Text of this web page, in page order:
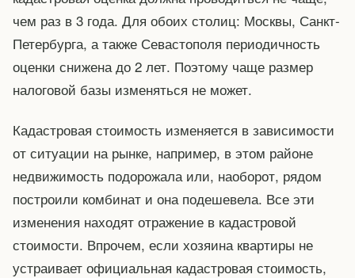
чем раз в 3 года. Для обоих столиц: Москвы, Санкт-
Петербурга, а также Севастополя периодичность
оценки снижена до 2 лет. Поэтому чаще размер
налоговой базы изменяться не может.
Кадастровая стоимость изменяется в зависимости
от ситуации на рынке, например, в этом районе
недвижимость подорожала или, наоборот, рядом
построили комбинат и она подешевела. Все эти
изменения находят отражение в кадастровой
стоимости. Впрочем, если хозяина квартиры не
устраивает официальная кадастровая стоимость,